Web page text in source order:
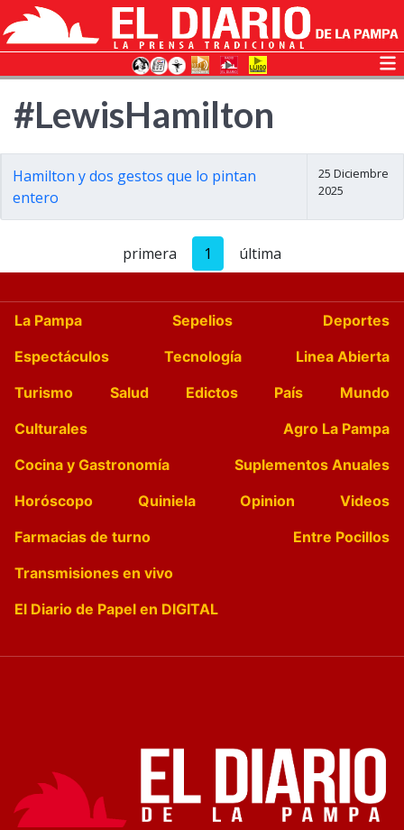
#LewisHamilton
Hamilton y dos gestos que lo pintan
entero
25 Diciembre
2025
primera 1 última
La Pampa Sepelios
Deportes
Espectáculos
Tecnología
Linea Abierta
Turismo
Salud Edictos País
Mundo
Culturales
Agro La Pampa
Cocina y Gastronomía
Suplementos Anuales
Horóscopo
Quiniela Opinion
Videos
Farmacias de turno
Entre Pocillos
Transmisiones en vivo
El Diario de Papel en DIGITAL